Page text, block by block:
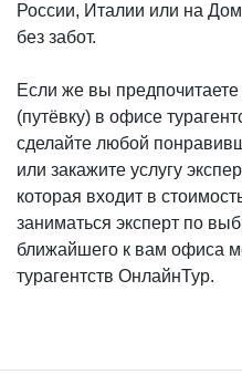
России, Италии или на
без забот.
Если же вы
(путёвку) в офисе
сделайте любой
или закажите услугу
которая входит в
заниматься эксперт по
ближайшего к вам офиса
турагентств ОнлайнТур.